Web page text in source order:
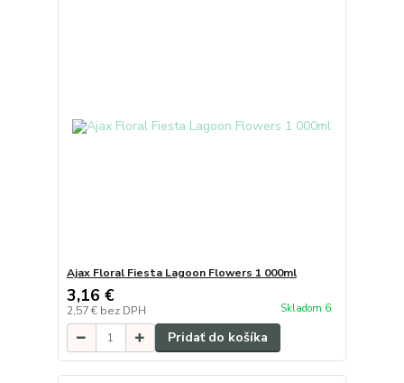
Ajax Floral Fiesta Lagoon Flowers 1 000ml
3,16 €
2,57 € bez DPH Skladom 6
Pridať do košíka